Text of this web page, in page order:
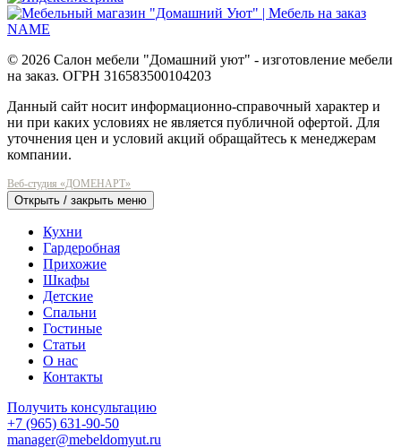
© 2026 Салон мебели "Домашний уют" - изготовление мебели
на заказ. ОГРН 316583500104203
Данный сайт носит информационно-справочный характер и
ни при каких условиях не является публичной офертой. Для
уточнения цен и условий акций обращайтесь к менеджерам
компании.
Веб-студия «ДОМЕНАРТ»
Открыть / закрыть меню
Кухни
Гардеробная
Прихожие
Шкафы
Детские
Спальни
Гостиные
Статьи
О нас
Контакты
Получить консультацию
+7 (965) 631-90-50
manager@mebeldomyut.ru